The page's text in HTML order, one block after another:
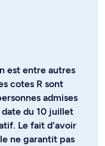
est entre autres
cotes R sont
admises
date du 10 juillet
Le fait d'avoir
ne garantit pas